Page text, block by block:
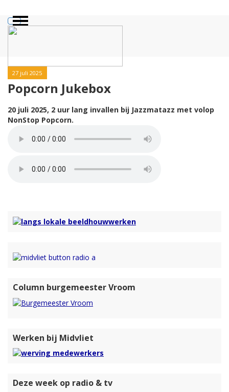
27 juli 2025
Popcorn Jukebox
20 juli 2025, 2 uur lang invallen bij Jazzmatazz met volop
NonStop Popcorn.
Column burgemeester Vroom
Werken bij Midvliet
Deze week op radio & tv